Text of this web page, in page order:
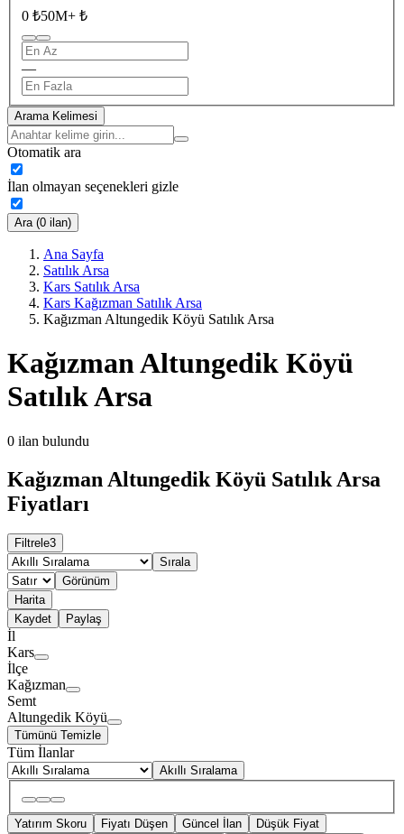
0 ₺50M+ ₺
—
Arama Kelimesi
Otomatik ara
İlan olmayan seçenekleri gizle
Ara (0 ilan)
Ana Sayfa
Satılık Arsa
Kars Satılık Arsa
Kars Kağızman Satılık Arsa
Kağızman Altungedik Köyü Satılık Arsa
Kağızman Altungedik Köyü
Satılık Arsa
0 ilan bulundu
Kağızman Altungedik Köyü Satılık Arsa
Fiyatları
Filtrele3
Sırala
Görünüm
Harita
Kaydet
Paylaş
İl
Kars
İlçe
Kağızman
Semt
Altungedik Köyü
Tümünü Temizle
Tüm İlanlar
Akıllı Sıralama
Yatırım Skoru Fiyatı Düşen Güncel İlan
Düşük Fiyat